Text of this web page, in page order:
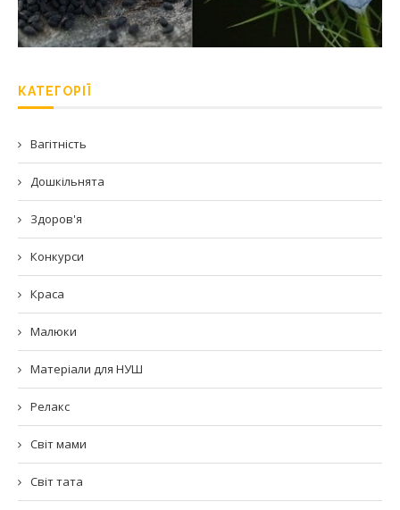
КАТЕГОРІЇ
Вагітність
Дошкільнята
Здоров'я
Конкурси
Краса
Малюки
Матеріали для НУШ
Релакс
Світ мами
Світ тата